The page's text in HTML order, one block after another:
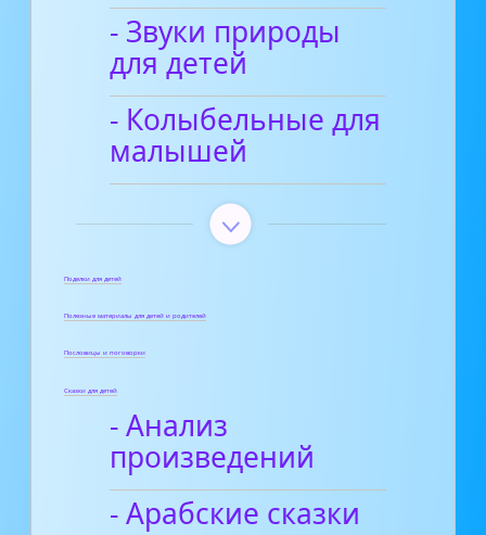
- Звуки природы
для детей
- Колыбельные для
малышей
Поделки для детей
Полезные материалы для детей и родителей
Пословицы и поговорки
Сказки для детей
- Анализ
произведений
- Арабские сказки